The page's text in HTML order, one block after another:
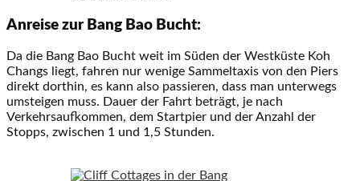
Anreise zur Bang Bao Bucht:
Da die Bang Bao Bucht weit im Süden der Westküste Koh
Changs liegt, fahren nur wenige Sammeltaxis von den Piers
direkt dorthin, es kann also passieren, dass man unterwegs
umsteigen muss. Dauer der Fahrt beträgt, je nach
Verkehrsaufkommen, dem Startpier und der Anzahl der
Stopps, zwischen 1 und 1,5 Stunden.